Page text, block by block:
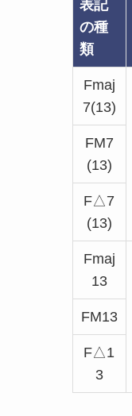
表記
の種
類
Fmaj
7(13)
FM7
(13)
F△7
(13)
Fmaj
13
FM13
F△1
3